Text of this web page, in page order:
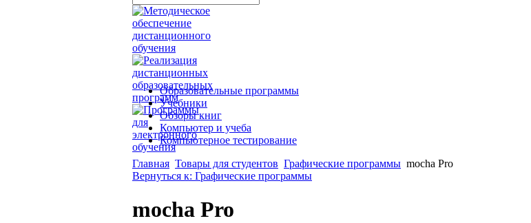
Образовательные программы
Учебники
Обзоры книг
Компьютер и учеба
Компьютерное тестирование
Главная Товары для студентов Графические программы mocha Pro
Вернуться к: Графические программы
mocha Pro